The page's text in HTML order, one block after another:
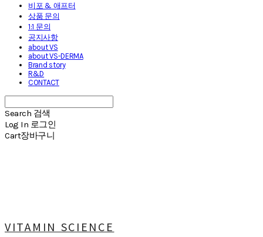
비포 & 애프터
상품 문의
1:1 문의
공지사항
about VS
about VS-DERMA
Brand story
R&D
CONTACT
Search 검색
Log In 로그인
Cart장바구니
VITAMIN SCIENCE